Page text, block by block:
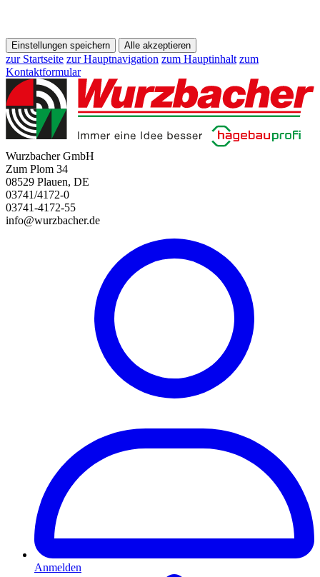
Einstellungen speichern Alle akzeptieren
zur Startseite zur Hauptnavigation zum Hauptinhalt zum
Kontaktformular
Wurzbacher GmbH
Zum Plom 34
08529 Plauen, DE
03741/4172-0
03741-4172-55
info@wurzbacher.de
Anmelden